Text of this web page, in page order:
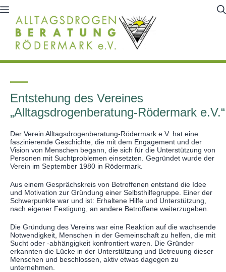
Zum
Inhalt
springen
Menü
Entstehung des Vereines
„Alltagsdrogenberatung-Rödermark e.V.“
Der Verein Alltagsdrogenberatung-Rödermark e.V. hat eine
faszinierende Geschichte, die mit dem Engagement und der
Vision von Menschen begann, die sich für die Unterstützung von
Personen mit Suchtproblemen einsetzten. Gegründet wurde der
Verein im September 1980 in Rödermark.
Aus einem Gesprächskreis von Betroffenen entstand die Idee
und Motivation zur Gründung einer Selbsthilfegruppe. Einer der
Schwerpunkte war und ist: Erhaltene Hilfe und Unterstützung,
nach eigener Festigung, an andere Betroffene weiterzugeben.
Die Gründung des Vereins war eine Reaktion auf die wachsende
Notwendigkeit, Menschen in der Gemeinschaft zu helfen, die mit
Sucht oder -abhängigkeit konfrontiert waren. Die Gründer
erkannten die Lücke in der Unterstützung und Betreuung dieser
Menschen und beschlossen, aktiv etwas dagegen zu
unternehmen.